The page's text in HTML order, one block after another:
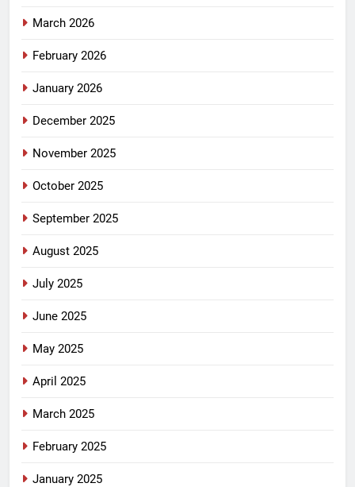
March 2026
February 2026
January 2026
December 2025
November 2025
October 2025
September 2025
August 2025
July 2025
June 2025
May 2025
April 2025
March 2025
February 2025
January 2025